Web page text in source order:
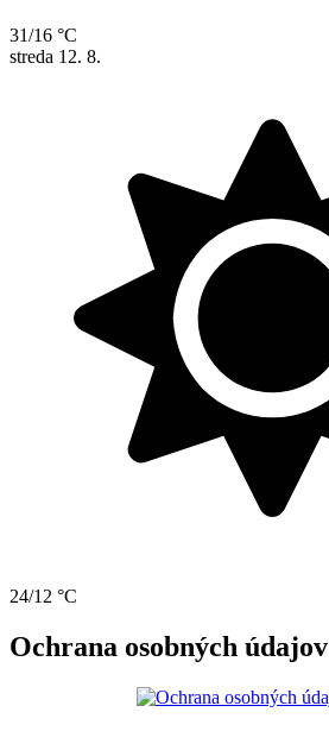
31/16 °C
streda 12. 8.
24/12 °C
Ochrana osobných údajov